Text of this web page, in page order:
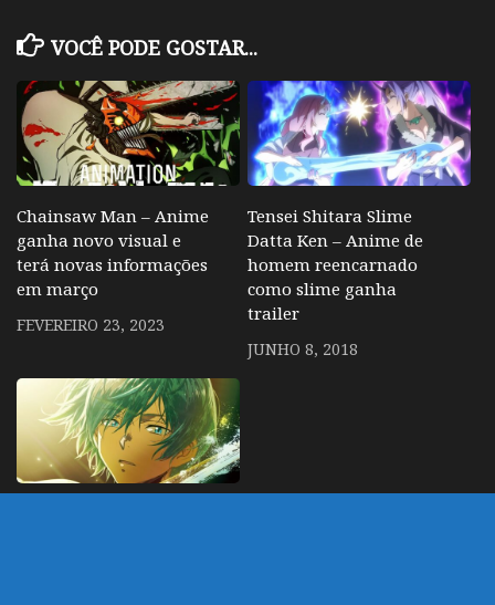
VOCÊ PODE GOSTAR...
Chainsaw Man – Anime
ganha novo visual e
terá novas informações
em março
FEVEREIRO 23, 2023
Tensei Shitara Slime
Datta Ken – Anime de
homem reencarnado
como slime ganha
trailer
JUNHO 8, 2018